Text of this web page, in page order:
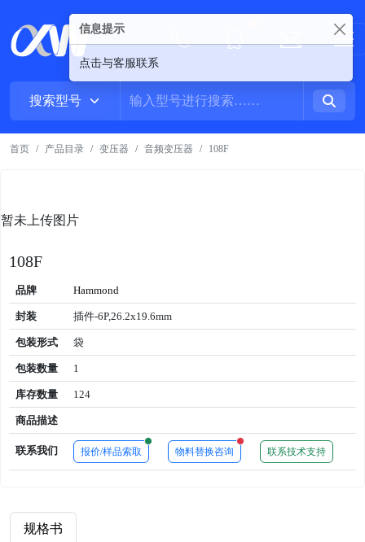
信息提示
点击与客服联系
首页 产品目录 变压器 音频变压器 108F
暂未上传图片
108F
品牌 Hammond
封装 插件-6P,26.2x19.6mm
包装形式 袋
包装数量 1
库存数量 124
商品描述
联系我们 报价/样品索取 New alerts物料替换咨询 New alerts联系技术支持
规格书